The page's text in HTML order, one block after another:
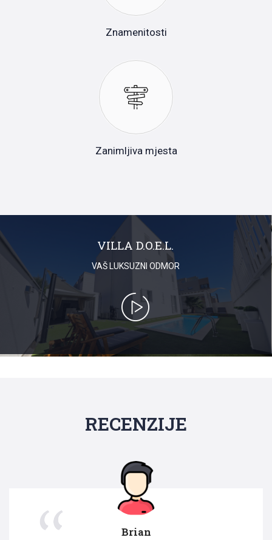
Znamenitosti
Zanimljiva mjesta
VILLA D.O.E.L.
VAŠ LUKSUZNI ODMOR
RECENZIJE
Brian